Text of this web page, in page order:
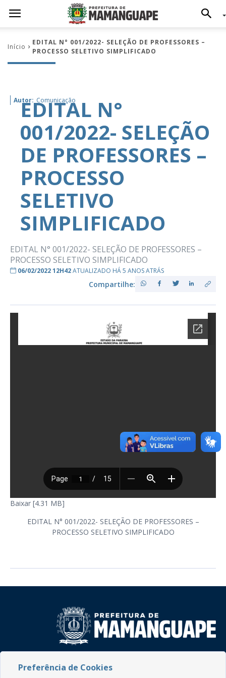
Início
EDITAL N° 001/2022- SELEÇÃO DE PROFESSORES –
PROCESSO SELETIVO SIMPLIFICADO
Autor: Comunicação
EDITAL N°
001/2022- SELEÇÃO
DE PROFESSORES –
PROCESSO
SELETIVO
SIMPLIFICADO
EDITAL N° 001/2022- SELEÇÃO DE PROFESSORES –
PROCESSO SELETIVO SIMPLIFICADO
06/02/2022 12H42ATUALIZADO HÁ 5 ANOS ATRÁS
Compartilhe:
Baixar [4.31 MB]
EDITAL N° 001/2022- SELEÇÃO DE PROFESSORES –
PROCESSO SELETIVO SIMPLIFICADO
CEP: 58.280-000 - Mamanguape/PB
Preferência de Cookies